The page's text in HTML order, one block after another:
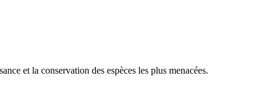
et la conservation des espèces les plus menacées.